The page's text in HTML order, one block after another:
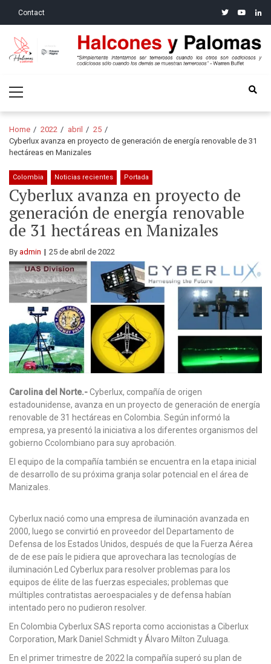
Contact twitteryoutube
Halcones y Palomas
Menu
Home 2022 abril
25
Cyberlux avanza en proyecto de generación de energía renovable de 31
hectáreas en Manizales
Colombia Noticias recientes Portada
Cyberlux avanza en proyecto de
generación de energía renovable
de 31 hectáreas en Manizales
By admin 25 de abril de 2022
Carolina del Norte.-Cyberlux, compañía de origen
estadounidense, avanza en un proyecto de generación de energía
renovable de 31 hectáreas en Colombia. Según informó la
empresa, ya presentó la iniciativa a los diferentes organismos del
gobierno Ccolombiano para suy aprobación.
El equipo de la compañía también se encuentra en la etapa inicial
de desarrollo de su próxima granja solar potencial en el área de
Manizales.
Cyberlux nació como una empresa de iluminación avanzada en
2000, luego se convirtió en proveedor del Departamento de
Defensa de los Estados Unidos, después de que la Fuerza Aérea
de de ese país le pidiera que aprovechara las tecnologías de
iluminación Led Cyberlux para resolver problemas para los
equipos de élite de las fuerzas especiales; problemas que
múltiples contratistas aeroespaciales y de defensa habían
intentado pero no pudieron resolver.
En Colombia Cyberlux SAS reporta como accionistas a Ciberlux
Corporation, Mark Daniel Schmidt y Álvaro Milton Zuluaga.
En el primer trimestre de 2022 la compañía superó su plan de